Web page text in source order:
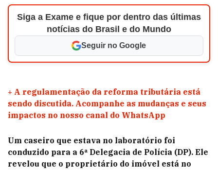
Siga a Exame e fique por dentro das últimas
notícias do Brasil e do Mundo
Seguir no Google
+ A regulamentação da reforma tributária está
sendo discutida. Acompanhe as mudanças e seus
impactos no nosso canal do WhatsApp
Um caseiro que estava no laboratório foi
conduzido para a 6ª Delegacia de Polícia (DP). Ele
revelou que o proprietário do imóvel está no